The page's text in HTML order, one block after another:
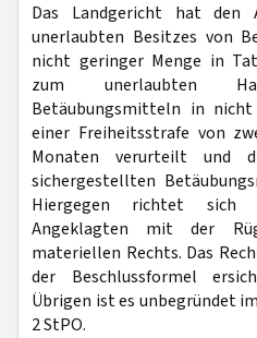
Das Landgericht hat den
unerlaubten Besitzes von
nicht geringer Menge in
zum unerlaubten
Betäubungsmitteln in
einer Freiheitsstrafe von
Monaten verurteilt und
sichergestellten
Hiergegen richtet sich
Angeklagten mit der
materiellen Rechts. Das
der Beschlussformel
Übrigen ist es unbegründet
2 StPO.